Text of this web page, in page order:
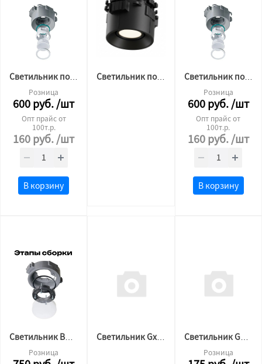
Светильник потолочный BH10 БЕЛЫЙ, под лампу gu10 GAP (IP)
Розница
600руб./шт
Опт прайс от
100т.р.
160руб./шт
В корзину
Светильник потолочный BH10 ЧЕРНЫЙ, под лампу gu10 GAP (IP) Светильник потолочный BH10 БЕЛЫЙ, под лампу gu10 ORB (CS)
Розница
600руб./шт
Опт прайс от
100т.р.
160руб./шт
В корзину
Розница
Светильник GX53 белый матовый
Розница